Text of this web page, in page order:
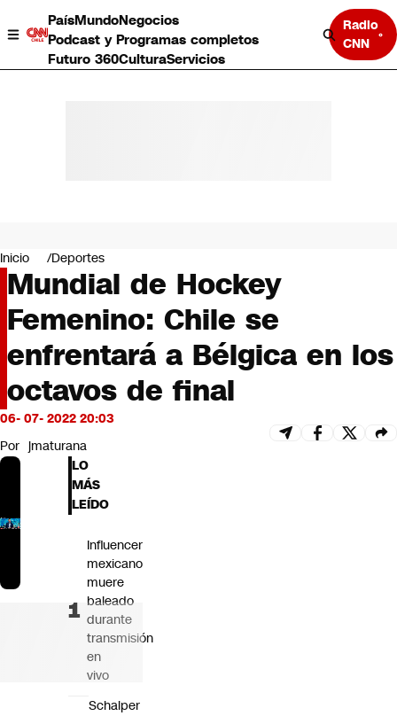
PaísMundoNegocios
Podcast y Programas completos
Futuro 360CulturaServicios
Radio
CNN
Negocios
Deportes
Programas completos
Cultura
Servicios
Bits
CNN tiempo
Futuro 360
Inicio Deportes
Mundial de Hockey
Femenino: Chile se
enfrentará a Bélgica en los
octavos de final
06- 07- 2022 20:03
Por jmaturana
LO
MÁS
LEÍDO
Influencer
mexicano
muere
baleado
durante
transmisión
en
vivo
Schalper